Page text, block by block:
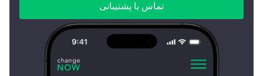
تماس با پشتیبانی